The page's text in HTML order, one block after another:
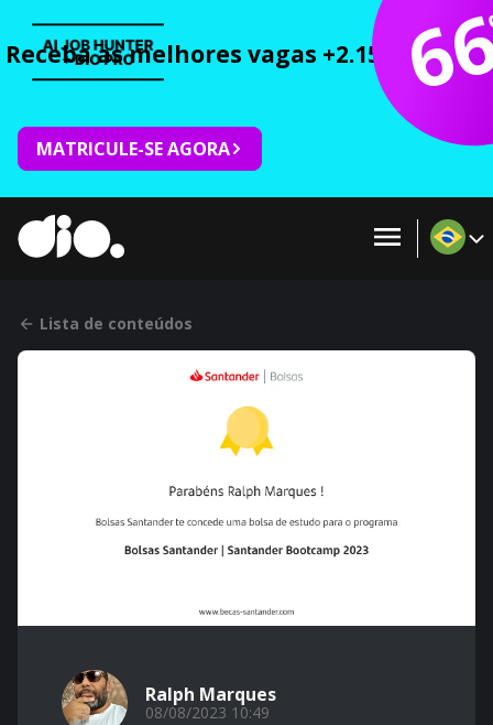
Receba as melhores vagas +2.150 cursos
MATRICULE-SE AGORA
Lista de conteúdos
Ralph Marques
08/08/2023 10:49